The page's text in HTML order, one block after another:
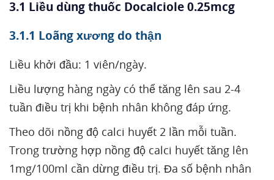
3.1 Liều dùng thuốc Docalciole 0.25mcg
3.1.1 Loãng xương do thận
Liều khởi đầu: 1 viên/ngày.
Liều lượng hàng ngày có thể tăng lên sau 2-4
tuần điều trị khi bệnh nhân không đáp ứng.
Theo dõi nồng độ calci huyết 2 lần mỗi tuần.
Trong trường hợp nồng độ calci huyết tăng lên
1mg/100ml cần dừng điều trị. Đa số bệnh nhân